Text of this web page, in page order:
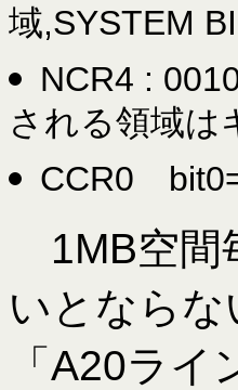
域,SYSTEM
NCR4 :
される領域は
CCR0
1MB空間
いとならな
「A20ラ